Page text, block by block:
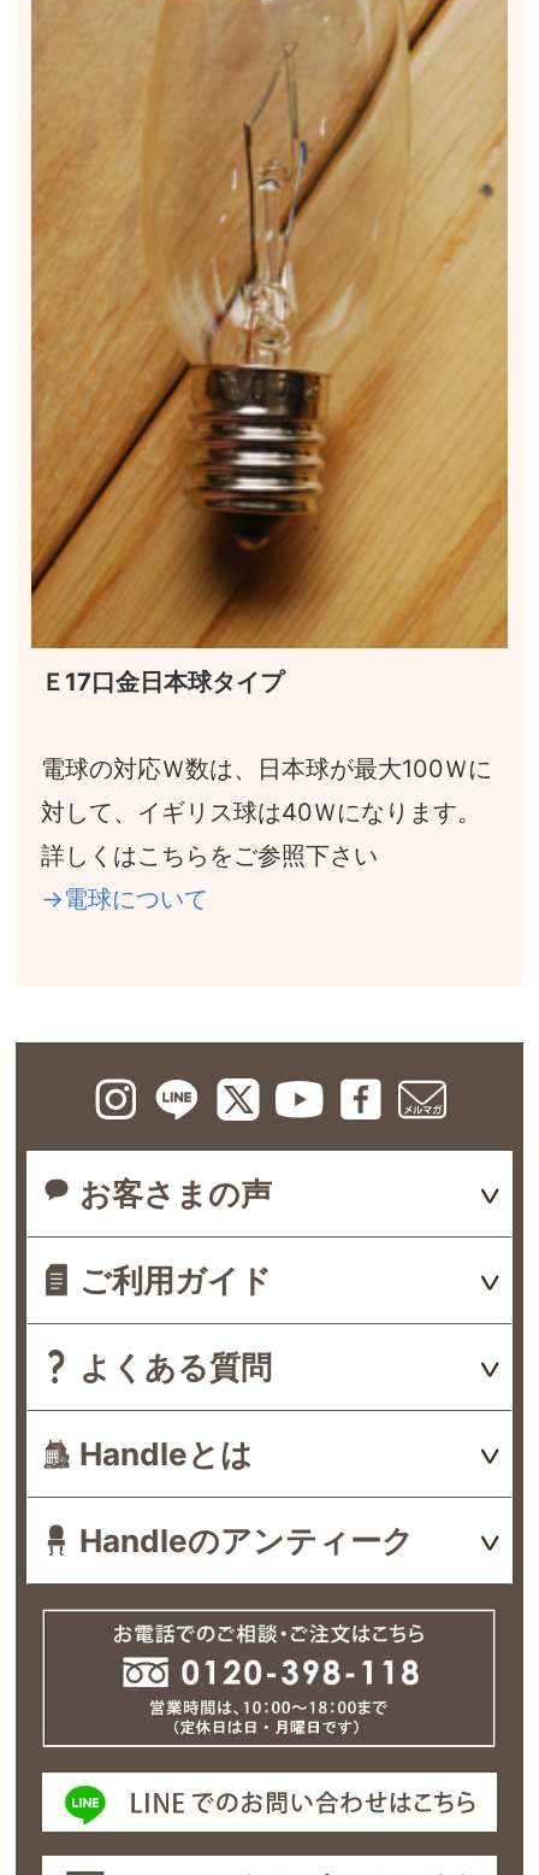
Ｅ17口金日本球タイプ
電球の対応Ｗ数は、日本球が最大100Ｗに
対して、イギリス球は40Ｗになります。
詳しくはこちらをご参照下さい
→電球について
お客さまの声
ご利用ガイド
よくある質問
Handleとは
Handleのアンティーク